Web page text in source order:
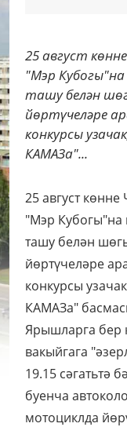
25 август
"Мэр
ташу белән
йөртүчеләре
конкурсы
КАМАЗа"...
25 август
"Мэр Кубогы"на
ташу белән
йөртүчеләре
конкурсы
КАМАЗа"
Ярышларга бер
вакыйгага
19.15 сәгатьтә
буенча
мотоциклда